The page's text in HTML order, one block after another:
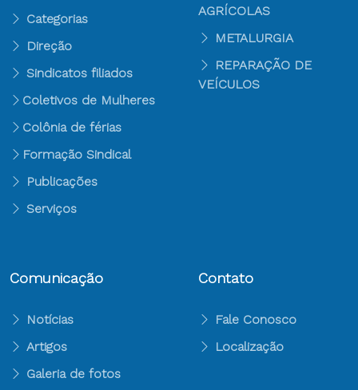
Categorias
Direção
Sindicatos filiados
Coletivos de Mulheres
Colônia de férias
Formação Sindical
Publicações
Serviços
AGRÍCOLAS
METALURGIA
REPARAÇÃO DE
VEÍCULOS
Comunicação
Notícias
Artigos
Galeria de fotos
Contato
Fale Conosco
Localização